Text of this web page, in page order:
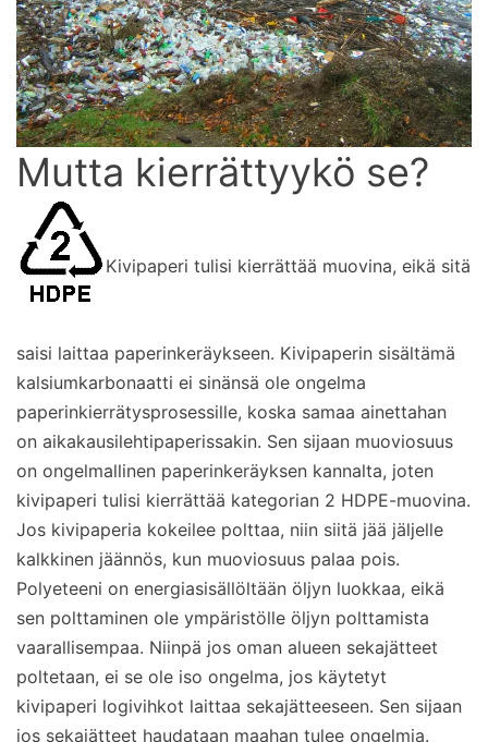
Mutta kierrättyykö se?
Kivipaperi tulisi kierrättää muovina, eikä sitä
saisi laittaa paperinkeräykseen. Kivipaperin sisältämä
kalsiumkarbonaatti ei sinänsä ole ongelma
paperinkierrätysprosessille, koska samaa ainettahan
on aikakausilehtipaperissakin. Sen sijaan muoviosuus
on ongelmallinen paperinkeräyksen kannalta, joten
kivipaperi tulisi kierrättää kategorian 2 HDPE-muovina.
Jos kivipaperia kokeilee polttaa, niin siitä jää jäljelle
kalkkinen jäännös, kun muoviosuus palaa pois.
Polyeteeni on energiasisällöltään öljyn luokkaa, eikä
sen polttaminen ole ympäristölle öljyn polttamista
vaarallisempaa. Niinpä jos oman alueen sekajätteet
poltetaan, ei se ole iso ongelma, jos käytetyt
kivipaperi logivihkot laittaa sekajätteeseen. Sen sijaan
jos sekajätteet haudataan maahan tulee ongelmia.